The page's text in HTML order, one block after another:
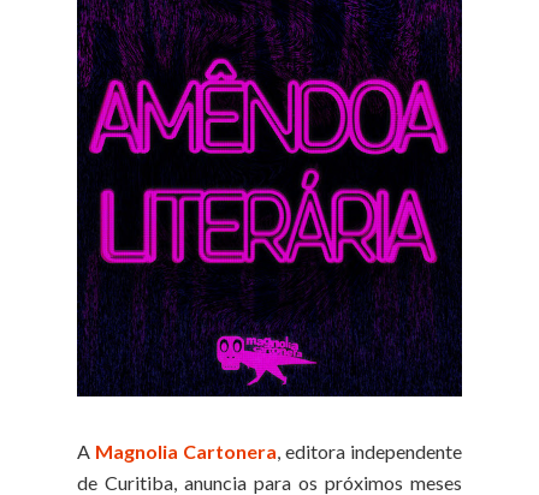
A Magnolia Cartonera , editora independente
de Curitiba, anuncia para os próximos meses